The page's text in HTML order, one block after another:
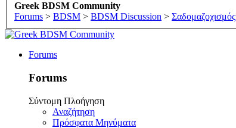
Greek BDSM Community
Forums > BDSM > BDSM Discussion > Σαδομαζοχισμός
Forums
Forums
Σύντομη Πλοήγηση
Αναζήτηση
Πρόσφατα Μηνύματα